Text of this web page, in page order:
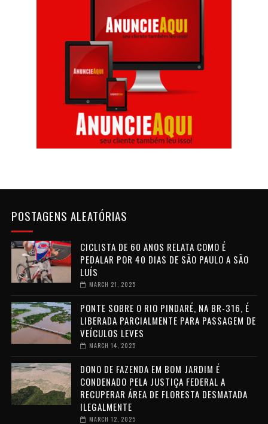
POSTAGENS ALEATÓRIAS
CICLISTA DE 60 ANOS RELATA COMO É
PEDALAR POR 40 DIAS DE SÃO PAULO A SÃO
LUÍS
MARCH 21, 2025
PONTE SOBRE O RIO PINDARÉ, NA BR-316, É
LIBERADA PARCIALMENTE PARA PASSAGEM DE
VEÍCULOS LEVES
MARCH 14, 2025
DONO DE FAZENDA EM BOM JARDIM É
CONDENADO PELA JUSTIÇA FEDERAL A
RECUPERAR ÁREA DE FLORESTA DESMATADA
ILEGALMENTE
MARCH 12, 2025